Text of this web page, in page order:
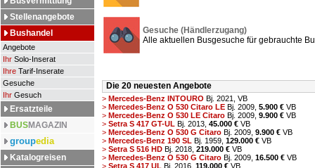
Stellenangebote
Bushandel
Angebote
Ihr Solo-Inserat
Ihre Tarif-Inserate
Gesuche
Ihr Gesuch
Ersatzteile
BUSMAGAZIN
groupedia
Katalogreisen
Gesuche (Händlerzugang)
Alle aktuellen Busgesuche für gebrauchte
Die 20 neuesten Angebote
> Mercedes-Benz INTOURO Bj. 2021, VB
> Mercedes-Benz O 530 Citaro LE Bj. 2009, 5.900 € VB
> Mercedes-Benz O 530 LE Citaro Bj. 2009, 9.900 € VB
> Setra S 417 GT-UL Bj. 2013, 45.000 € VB
> Mercedes-Benz O 530 G Citaro Bj. 2009, 9.900 € VB
> Mercedes-Benz 190 SL Bj. 1959, 129.000 € VB
> Setra S 516 HD Bj. 2018, 219.000 € VB
> Mercedes-Benz O 530 G Citaro Bj. 2009, 16.500 € VB
> Setra S 417 UL Bj. 2016, 119.000 € VB